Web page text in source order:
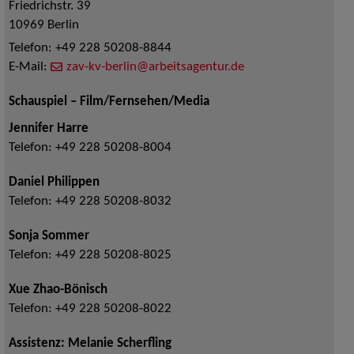
Friedrichstr. 39
10969 Berlin
Telefon: +49 228 50208-8844
E-Mail:
zav-kv-berlin@arbeitsagentur.de
Schauspiel – Film/Fernsehen/Media
Jennifer Harre
Telefon: +49 228 50208-8004
Daniel Philippen
Telefon: +49 228 50208-8032
Sonja Sommer
Telefon: +49 228 50208-8025
Xue Zhao-Bönisch
Telefon: +49 228 50208-8022
Assistenz: Melanie Scherfling